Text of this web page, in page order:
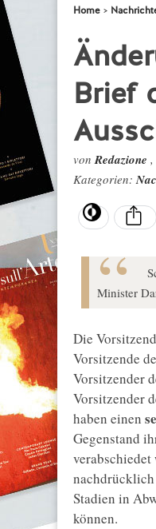
Home
Brief
vonRedazione
Kategorien:
Minister
Die
Vorsitzende
Vorsitzender
Vorsitzender
haben einen
Gegenstand
nachdrücklich
Stadien in
können.